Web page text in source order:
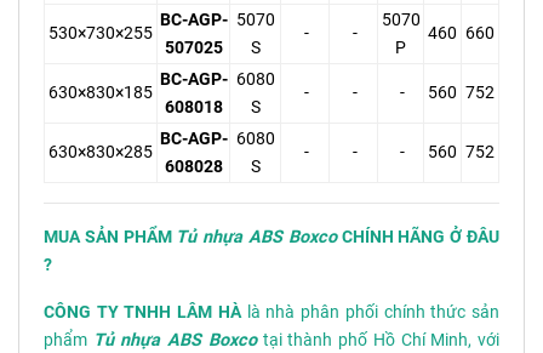
530×730×255
BC-AGP-
507025
5070
S
- -
5070
P
460 660
630×830×185
BC-AGP-
608018
6080
S
- - - 560 752
630×830×285
BC-AGP-
608028
6080
S
- - - 560 752
MUA SẢN PHẨM Tủ nhựa ABS BoxcoCHÍNH HÃNG Ở ĐÂU
?
CÔNG TY TNHH LÂM HÀlà nhà phân phối chính thức sản
phẩm Tủ nhựa ABS Boxco tại thành phố Hồ Chí Minh, với